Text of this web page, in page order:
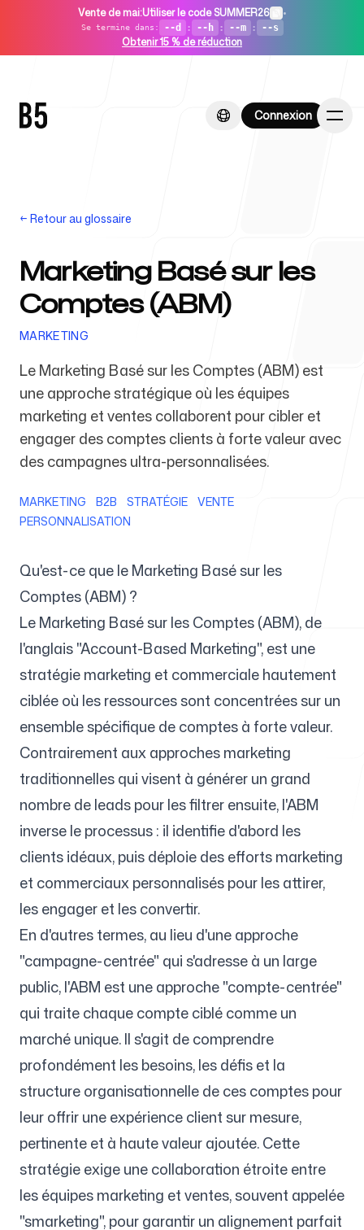
Vente de mai:Utiliser le code SUMMER26 •
Se termine dans : --d : --h : --m : --s
Obtenir 15 % de réduction
Connexion
Connexion
Accueil
Pour les startups
Pour les agences
Blog
Tarifs
Centre d'aide
Outils gratuits
FAQ
Contact
Connexion S'inscrire
Suivez-nous
← Retour au glossaire
Marketing Basé sur les
Comptes (ABM)
MARKETING
Le Marketing Basé sur les Comptes (ABM) est
une approche stratégique où les équipes
marketing et ventes collaborent pour cibler et
engager des comptes clients à forte valeur avec
des campagnes ultra-personnalisées.
MARKETING B2B STRATÉGIE
VENTE
PERSONNALISATION
Qu'est-ce que le Marketing Basé sur les
Comptes (ABM) ?
Le Marketing Basé sur les Comptes (ABM), de
l'anglais "Account-Based Marketing", est une
stratégie marketing et commerciale hautement
ciblée où les ressources sont concentrées sur un
ensemble spécifique de comptes à forte valeur.
Contrairement aux approches marketing
traditionnelles qui visent à générer un grand
nombre de leads pour les filtrer ensuite, l'ABM
inverse le processus : il identifie d'abord les
clients idéaux, puis déploie des efforts marketing
et commerciaux personnalisés pour les attirer,
les engager et les convertir.
En d'autres termes, au lieu d'une approche
"campagne-centrée" qui s'adresse à un large
public, l'ABM est une approche "compte-centrée"
qui traite chaque compte ciblé comme un
marché unique. Il s'agit de comprendre
profondément les besoins, les défis et la
structure organisationnelle de ces comptes pour
leur offrir une expérience client sur mesure,
pertinente et à haute valeur ajoutée. Cette
stratégie exige une collaboration étroite entre
les équipes marketing et ventes, souvent appelée
"smarketing", pour garantir un alignement parfait